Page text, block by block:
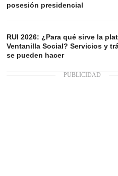
posesión presidencial
RUI 2026: ¿Para qué sirve la
Ventanilla Social? Servicios y
se pueden hacer